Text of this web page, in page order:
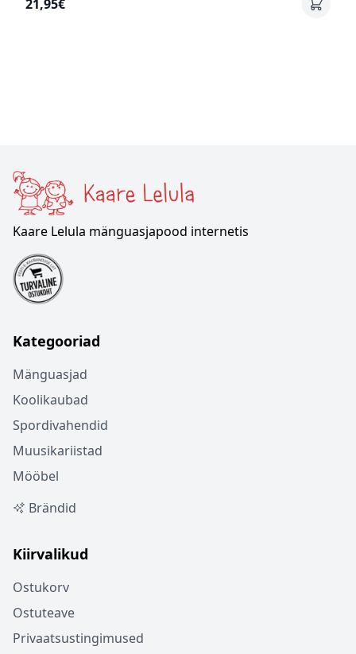
21,95€
Kaare Lelula mänguasjapood internetis
Kategooriad
Mänguasjad
Koolikaubad
Spordivahendid
Muusikariistad
Mööbel
Brändid
Kiirvalikud
Ostukorv
Ostuteave
Privaatsustingimused